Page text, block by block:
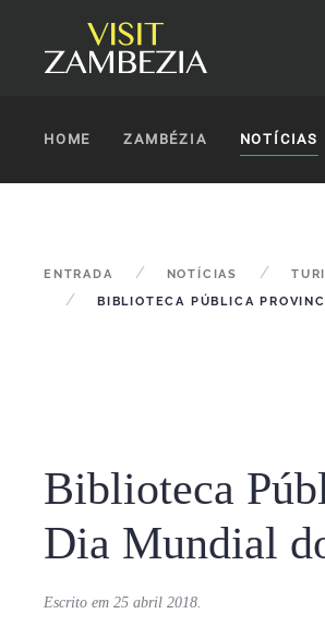
HOME ZAMBÉZIA NOTÍCIAS
ENTRADA NOTÍCIAS
BIBLIOTECA PÚBLICA
Biblioteca
Dia Mundial
Escrito em 25 abril 2018